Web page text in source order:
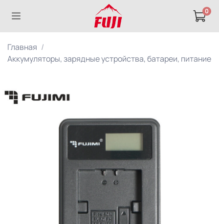
0
Главная
Аккумуляторы, зарядные устройства, батареи, питание